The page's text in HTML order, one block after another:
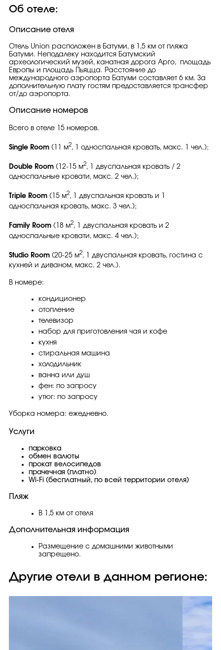
Об отеле:
Описание отеля
Отель Union расположен в Батуми, в 1,5 км от пляжа
Батуми. Неподалеку находится Батумский
археологический музей, канатная дорога Арго, площадь
Европы и площадь Пьяцца. Расстояние до
международного аэропорта Батуми составляет 6 км. За
дополнительную плату гостям предоставляется трансфер
от/до аэропорта.
Описание номеров
Всего в отеле 15 номеров.
Single Room (11 м2, 1 односпальная кровать, макс. 1 чел.);
Double Room (12-15 м2, 1 двуспальная кровать / 2
односпальные кровати, макс. 2 чел.);
Triple Room (15 м2, 1 двуспальная кровать и 1
односпальная кровать, макс. 3 чел.);
Family Room (18 м2, 1 двуспальная кровать и 2
односпальные кровати, макс. 4 чел.);
Studio Room (20-25 м2, 1 двуспальная кровать, гостина с
кухней и диваном, макс. 2 чел.).
В номере:
кондиционер
отопление
телевизор
набор для приготовления чая и кофе
кухня
стиральная машина
холодильник
ванна или душ
фен: по запросу
утюг: по запросу
Уборка номера: ежедневно.
Услуги
парковка
обмен валюты
прокат велосипедов
прачечная (платно)
Wi-Fi (бесплатный, по всей территории отеля)
Пляж
В 1,5 км от отеля
Дополнительная информация
Размещение с домашними животными
запрещено.
Другие отели в данном регионе: